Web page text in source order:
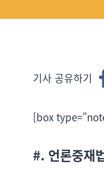
기사 공유하기
[box
#. 언론중재